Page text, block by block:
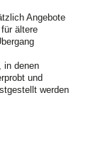
Angebote
ältere
in denen
und
werden